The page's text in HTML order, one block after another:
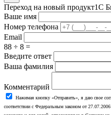
Переход на новый продукт1С
Ваше имя
Номер телефона
Email
88 ÷ 8 =
Введите ответ
Ваша фамилия
Комментарий
Нажимая кнопку «Отправить», я даю свое
соответствии с Федеральным законом от